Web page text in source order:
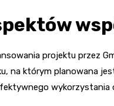
projektu przez
na którym planowana